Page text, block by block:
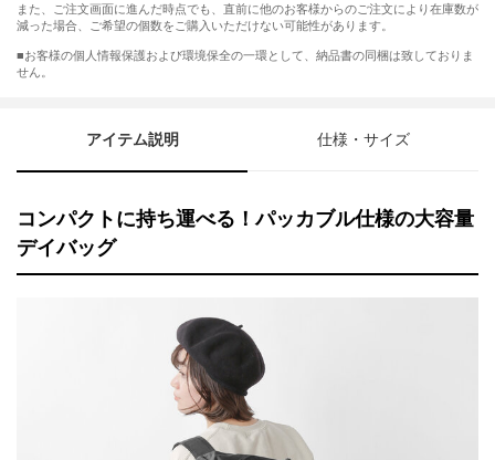
また、ご注文画面に進んだ時点でも、直前に他のお客様からのご注文により在庫数が
減った場合、ご希望の個数をご購入いただけない可能性があります。
■お客様の個人情報保護および環境保全の一環として、納品書の同梱は致しておりま
せん。
アイテム説明 仕様・サイズ
コンパクトに持ち運べる！パッカブル仕様の大容量
デイバッグ